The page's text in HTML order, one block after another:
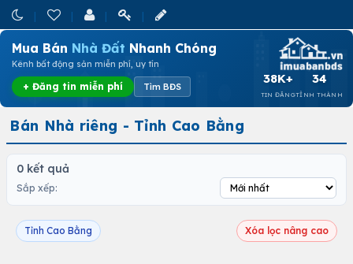
Mua Bán Nhà Đất Nhanh Chóng
Kênh bất động sản miễn phí, uy tín
+ Đăng tin miễn phí Tìm BĐS
38K+
TIN ĐĂNG
34
TỈNH THÀNH
Bán Nhà riêng - Tỉnh Cao Bằng
0 kết quả
Sắp xếp:
Tỉnh Cao Bằng Xóa lọc nâng cao